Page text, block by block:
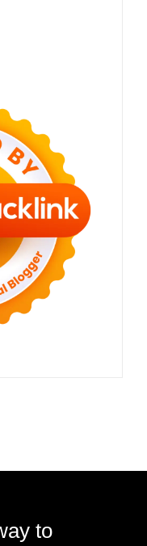
to